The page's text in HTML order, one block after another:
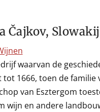
Čajkov,
waarvan de
tot 1666, toen de familie
van Esztergom
wijn en andere